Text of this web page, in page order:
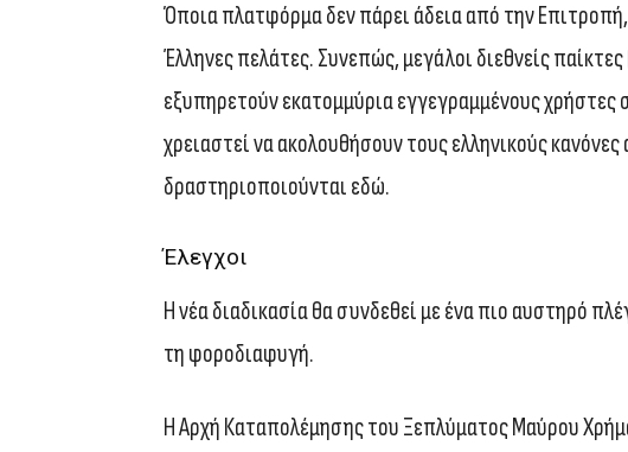
Όποια πλατφόρμα δεν πάρει άδεια από την
Έλληνες πελάτες. Συνεπώς, μεγάλοι διεθνείς
εξυπηρετούν εκατομμύρια εγγεγραμμένους
χρειαστεί να ακολουθήσουν τους ελληνικούς
δραστηριοποιούνται εδώ.
Έλεγχοι
Η νέα διαδικασία θα συνδεθεί με ένα πιο αυστηρό
τη φοροδιαφυγή.
Η Αρχή Καταπολέμησης του Ξεπλύματος Μαύρου